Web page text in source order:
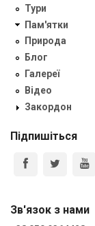
Тури
Пам'ятки
Природа
Блог
Галереї
Відео
Закордон
Підпишіться
Зв'язок з нами